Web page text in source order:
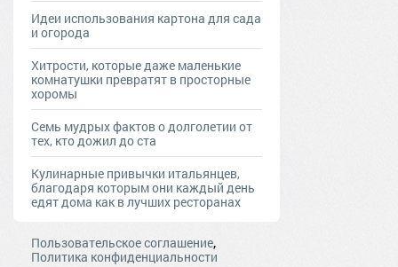
Идеи использования картона для сада
и огорода
Хитрости, которые даже маленькие
комнатушки превратят в просторные
хоромы
Семь мудрых фактов о долголетии от
тех, кто дожил до ста
Кулинарные привычки итальянцев,
благодаря которым они каждый день
едят дома как в лучших ресторанах
Пользовательское соглашение,
Политика конфиденциальности